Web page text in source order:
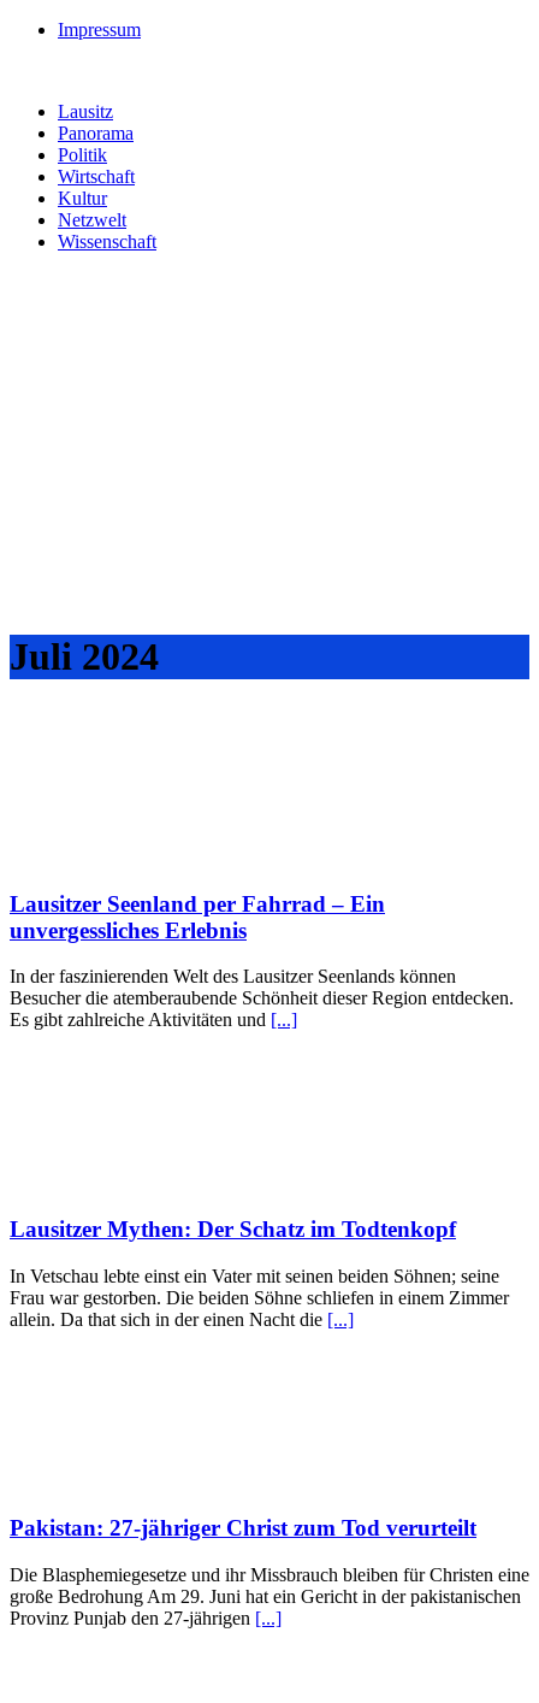
Impressum
Lausitz
Panorama
Politik
Wirtschaft
Kultur
Netzwelt
Wissenschaft
Juli 2024
Lausitzer Seenland per Fahrrad – Ein
unvergessliches Erlebnis
In der faszinierenden Welt des Lausitzer Seenlands können
Besucher die atemberaubende Schönheit dieser Region entdecken.
Es gibt zahlreiche Aktivitäten und [...]
Lausitzer Mythen: Der Schatz im Todtenkopf
In Vetschau lebte einst ein Vater mit seinen beiden Söhnen; seine
Frau war gestorben. Die beiden Söhne schliefen in einem Zimmer
allein. Da that sich in der einen Nacht die [...]
Pakistan: 27-jähriger Christ zum Tod verurteilt
Die Blasphemiegesetze und ihr Missbrauch bleiben für Christen eine
große Bedrohung Am 29. Juni hat ein Gericht in der pakistanischen
Provinz Punjab den 27-jährigen [...]